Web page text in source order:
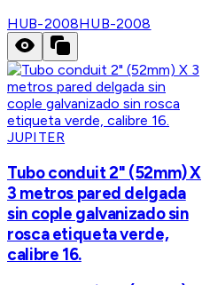
HUB-2008HUB-2008
JUPITER
Tubo conduit 2" (52mm) X
3 metros pared delgada
sin cople galvanizado sin
rosca etiqueta verde,
calibre 16.